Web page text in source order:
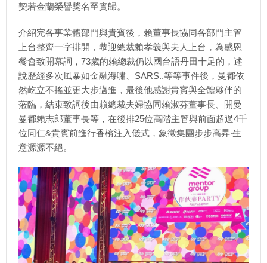
契若金蘭榮譽獎名至實歸。
介紹完各事業體部門與貴賓後，賴董事長協同各部門主管
上台整齊一字排開，恭迎總裁賴孝義與夫人上台，為感恩
餐會致開幕詞，73歲的賴總裁仍以國台語丹田十足的，述
說歷經多次風暴如金融海嘯、SARS..等等事件後，曼都依
然屹立不搖並更大步邁進，最後他感謝貴賓與全體夥伴的
蒞臨，結束致詞後由賴總裁夫婦協同賴淑芬董事長、開曼
曼都賴志郎董事長等，在後排25位高階主管與前面超過4千
位同仁&貴賓前進行香檳注入儀式，象徵集團步步高昇‧生
意源源不絕。